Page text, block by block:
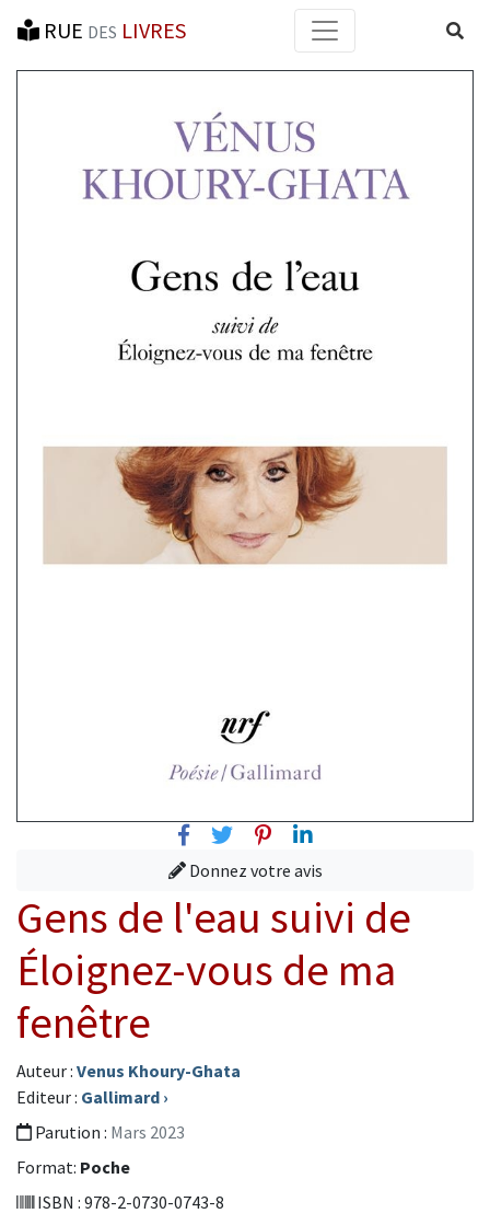
RUE DES LIVRES
FacebookTwitterPinterest
Linkedin
Donnez votre avis
Gens de l'eau suivi de
Éloignez-vous de ma
fenêtre
Auteur : Venus Khoury-Ghata
Editeur : Gallimard ›
Parution : Mars 2023
Format: Poche
ISBN : 978-2-0730-0743-8